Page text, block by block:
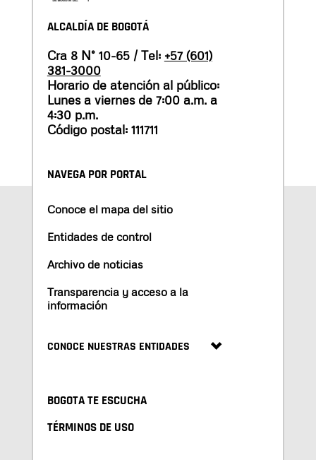
ALCALDÍA DE BOGOTÁ
Cra 8 N° 10-65 / Tel: +57 (601)
381-3000
Horario de atención al público:
Lunes a viernes de 7:00 a.m. a
4:30 p.m.
Código postal: 111711
NAVEGA POR PORTAL
Conoce el mapa del sitio
Entidades de control
Archivo de noticias
Transparencia y acceso a la
información
CONOCE NUESTRAS ENTIDADES
BOGOTA TE ESCUCHA
TÉRMINOS DE USO